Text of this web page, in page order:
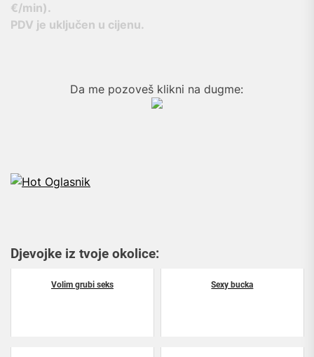
€/min).
PDV je uključen u cijenu.
Da me pozoveš klikni na dugme:
Djevojke iz tvoje okolice:
Volim grubi seks Sexy bucka